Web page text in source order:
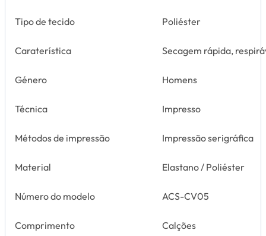
Tipo de tecido Poliéster
Caraterística Secagem rápida,
Género Homens
Técnica Impresso
Métodos de impressão Impressão serigráfica
Material Elastano / Poliéster
Número do modelo ACS-CV05
Comprimento Calções